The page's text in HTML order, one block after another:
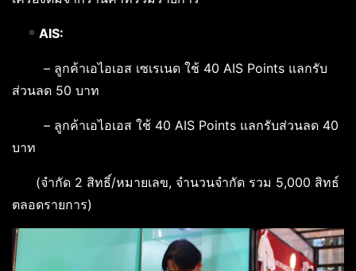
AIS:
– ลูกค้าเอไอเอส เซเรเนด ใช้ 40 AIS Points แลกรับ
ส่วนลด 50 บาท
– ลูกค้าเอไอเอส ใช้ 40 AIS Points แลกรับส่วนลด 40
บาท
(จำกัด 2 สิทธิ์/หมายเลข, จำนวนจำกัด รวม 5,000 สิทธ์
ตลอดรายการ)